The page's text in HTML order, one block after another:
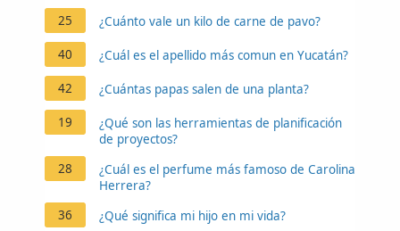
25
¿Cuánto vale un kilo de carne de pavo?
40 ¿Cuál es el apellido más comun en Yucatán?
42 ¿Cuántas papas salen de una planta?
19
¿Qué son las herramientas de planificación
de proyectos?
28
¿Cuál es el perfume más famoso de Carolina
Herrera?
36
¿Qué significa mi hijo en mi vida?